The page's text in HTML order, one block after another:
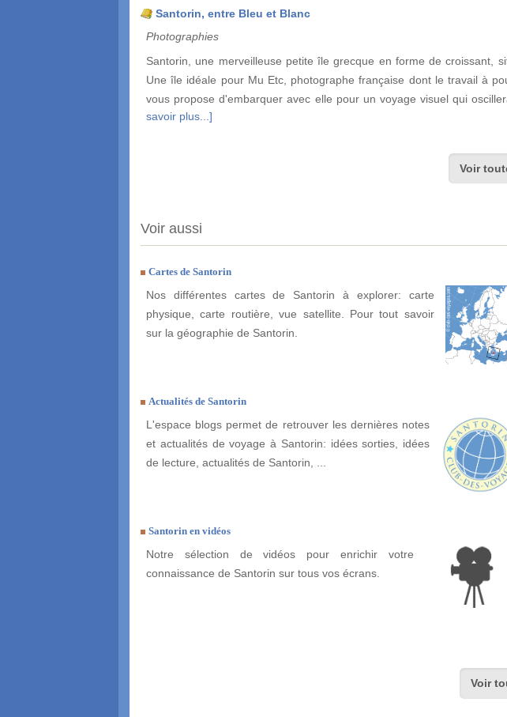
Santorin, entre Bleu et Blanc
Photographies
Santorin, une merveilleuse petite île grecque en forme de croissant,
Une île idéale pour Mu Etc, photographe française dont le travail à
vous propose d'embarquer avec elle pour un voyage visuel qui
savoir plus...]
Voir
Voir aussi
Cartes de Santorin
Nos différentes cartes de Santorin à explorer: carte
physique, carte routière, vue satellite. Pour tout savoir
sur la géographie de Santorin.
Actualités de Santorin
L'espace blogs permet de retrouver les dernières notes
et actualités de voyage à Santorin: idées sorties, idées
de lecture, actualités de Santorin, ...
Santorin en vidéos
Notre sélection de vidéos pour enrichir votre
connaissance de Santorin sur tous vos écrans.
Voir